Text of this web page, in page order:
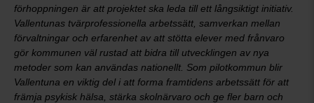
förhoppningen är att projektet ska leda till ett långsiktigt initiativ.
Vallentunas tvärprofessionella arbetssätt, samverkan mellan
förvaltningar och erfarenhet av att stötta elever med frånvaro
gör kommunen väl rustad att bidra till utvecklingen av nya
metoder som kan användas nationellt. Som pilotkommun blir
Vallentuna en viktig del i att forma framtidens arbetssätt för att
främja psykisk hälsa, stärka skolnärvaro och ge fler barn och